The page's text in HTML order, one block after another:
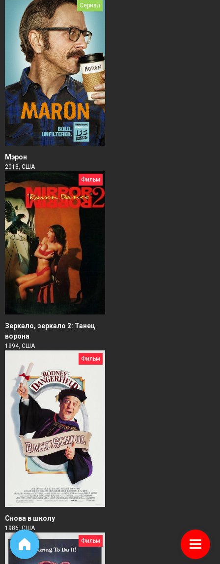
Сериал
Мэрон
2013, США
Фильм
Зеркало, зеркало 2: Танец
ворона
1994, США
Фильм
Снова в школу
1986, США
Фильм